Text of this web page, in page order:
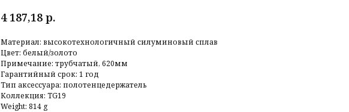
4 187,18 р.
Материал: высокотехнологичный силуминовый сплав
Цвет: белый/золото
Примечание: трубчатый, 620мм
Гарантийный срок: 1 год
Тип аксессуара: полотенцедержатель
Коллекция: TG19
Weight: 814 g